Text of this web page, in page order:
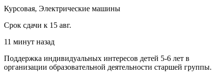
Курсовая, Электрические машины
Срок сдачи к 15 авг.
11 минут назад
Поддержка индивидуальных интересов детей 5-6 лет в
организации образовательной деятельности старшей группы.